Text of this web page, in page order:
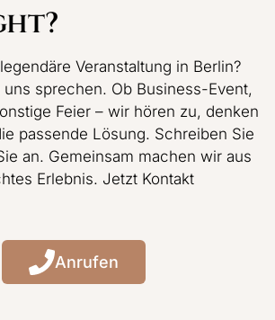
Veranstaltung in Berlin?
uns sprechen. Ob Business-Event,
Feier – wir hören zu, denken
passende Lösung. Schreiben Sie
an. Gemeinsam machen wir aus
Erlebnis. Jetzt Kontakt
Anrufen